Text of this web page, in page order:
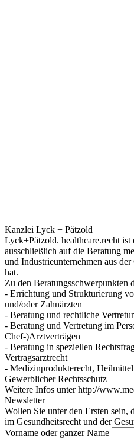
Kanzlei Lyck + Pätzold
Lyck+Pätzold. healthcare.recht
ausschließlich auf die Beratung
und Industrieunternehmen aus
hat.
Zu den Beratungsschwerpunkten
- Errichtung und Strukturierung
und/oder Zahnärzten
- Beratung und rechtliche
- Beratung und Vertretung im
Chef-)Arztverträgen
- Beratung in speziellen
Vertragsarztrecht
- Medizinprodukterecht,
Gewerblicher Rechtsschutz
Weitere Infos unter http://
Newsletter
Wollen Sie unter den Ersten
im Gesundheitsrecht und der
Vorname oder ganzer Name